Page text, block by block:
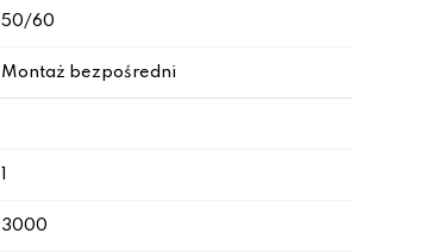
50/60
Montaż bezpośredni
3000